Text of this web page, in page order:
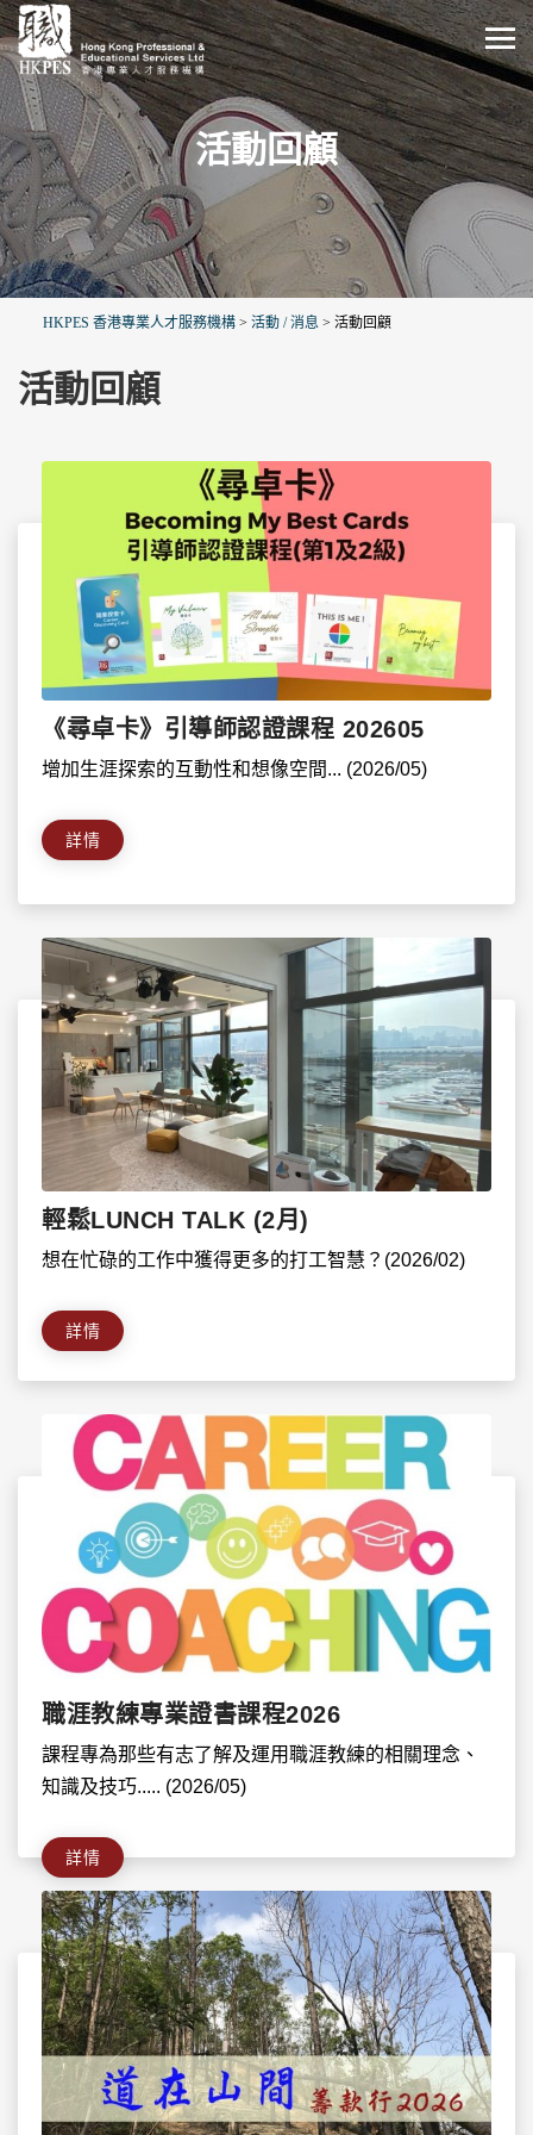
活動回顧
HKPES 香港專業人才服務機構 > 活動 / 消息 > 活動回顧
活動回顧
《尋卓卡》引導師認證課程 202605
增加生涯探索的互動性和想像空間... (2026/05)
詳情
輕鬆LUNCH TALK (2月)
想在忙碌的工作中獲得更多的打工智慧？(2026/02)
詳情
職涯教練專業證書課程2026
課程專為那些有志了解及運用職涯教練的相關理念、
知識及技巧..... (2026/05)
詳情